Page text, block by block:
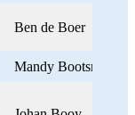
Ben de Boer
Mandy Bootsma